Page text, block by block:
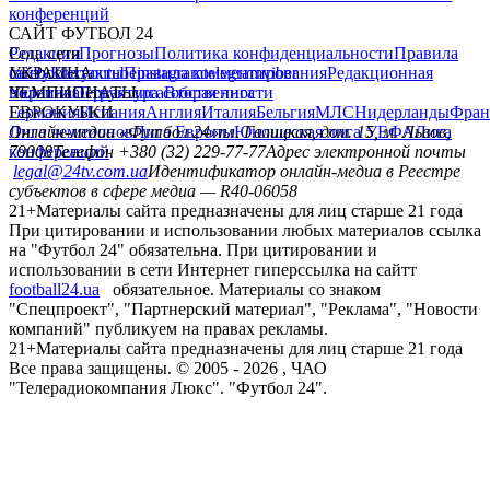
конференций
САЙТ ФУТБОЛ 24
РедакцияПрогнозыПолитика конфиденциальностиПравила
сайтуКонтактыПравила комментированияРедакционная
политикаСтруктура собственности
Соц. сети
facebookxyoutubeinstagramtelegramviber
УКРАИНА
УкраинаПервая лигаВторая лига
ЧЕМПИОНАТЫ
ГерманияИспанияАнглияИталияБельгияМЛСНидерланды
ЕВРОКУБКИ
Лига чемпионовЛига ЕвропыЮношеская лига УЕФАЛига
конференций
Онлайн-медиа «Футбол 24»пл. Галицкая, дом. 15, м. Львов,
79008Телефон +380 (32) 229-77-77Адрес электронной почты
legal@24tv.com.uaИдентификатор онлайн-медиа в Реестре
субъектов в сфере медиа — R40-06058
21+Материалы сайта предназначены для лиц старше 21 года
При цитировании и использовании любых материалов ссылка
на "Футбол 24" обязательна. При цитировании и
использовании в сети Интернет гиперссылка на сайтт
football24.ua
обязательное. Материалы со знаком
"Спецпроект", "Партнерский материал", "Реклама", "Новости
компаний" публикуем на правах рекламы.
21+Материалы сайта предназначены для лиц старше 21 года
Все права защищены. © 2005 - 2026 , ЧАО
"Телерадиокомпания Люкс". "Футбол 24".